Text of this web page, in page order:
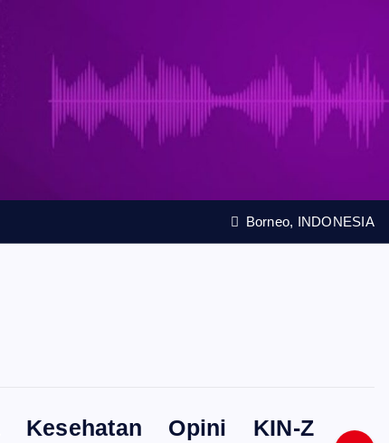
Borneo, INDONESIA
Kesehatan Opini
KIN-Z